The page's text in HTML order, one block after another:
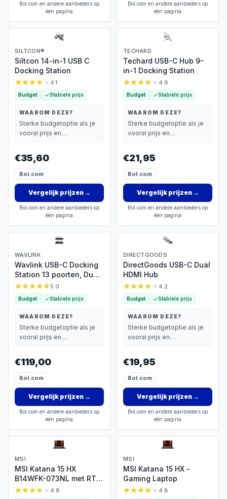
Bol.com en andere aanbieders op
één pagina
Bol.com en andere aanbieders op
één pagina
SILTCON®
Siltcon 14-in-1 USB C
Docking Station
4.1
Budget Stabiele prijs
WAAROM DEZE?
Sterke budgetoptie als je
vooral prijs en
€35,60
Bol.com
Vergelijk prijzen→
Bol.com en andere aanbieders op
één pagina
TECHARD
Techard USB-C Hub 9-
in-1 Docking Station
4.6
Budget Stabiele prijs
WAAROM DEZE?
Sterke budgetoptie als je
vooral prijs en
€21,95
Bol.com
Vergelijk prijzen→
Bol.com en andere aanbieders op
één pagina
WAVLINK
Wavlink USB-C Docking
Station 13 poorten, Dual
4K
5.0
Budget Stabiele prijs
WAAROM DEZE?
Sterke budgetoptie als je
vooral prijs en
€119,00
Bol.com
Vergelijk prijzen→
Bol.com en andere aanbieders op
één pagina
DIRECTGOODS
DirectGoods USB-C Dual
HDMI Hub
4.2
Budget Stabiele prijs
WAAROM DEZE?
Sterke budgetoptie als je
vooral prijs en
€19,95
Bol.com
Vergelijk prijzen→
Bol.com en andere aanbieders op
één pagina
MSI
MSI Katana 15 HX
B14WFK-073NL met RTX
5060
4.8
MSI
MSI Katana 15 HX -
Gaming Laptop
4.8